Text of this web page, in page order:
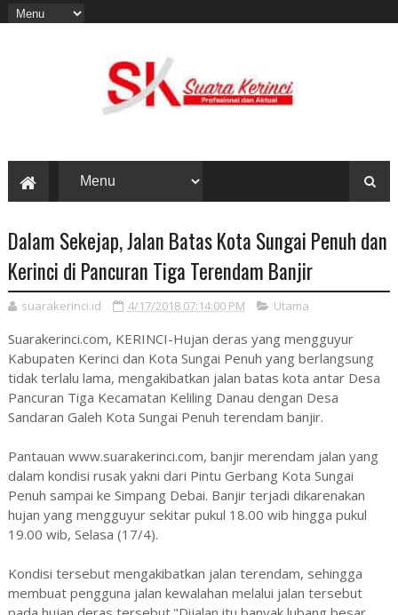
Dalam Sekejap, Jalan Batas Kota Sungai Penuh dan
Kerinci di Pancuran Tiga Terendam Banjir
suarakerinci.id 4/17/2018 07:14:00 PM Utama
Suarakerinci.com, KERINCI-Hujan deras yang mengguyur
Kabupaten Kerinci dan Kota Sungai Penuh yang berlangsung
tidak terlalu lama, mengakibatkan jalan batas kota antar Desa
Pancuran Tiga Kecamatan Keliling Danau dengan Desa
Sandaran Galeh Kota Sungai Penuh terendam banjir.
Pantauan www.suarakerinci.com, banjir merendam jalan yang
dalam kondisi rusak yakni dari Pintu Gerbang Kota Sungai
Penuh sampai ke Simpang Debai. Banjir terjadi dikarenakan
hujan yang mengguyur sekitar pukul 18.00 wib hingga pukul
19.00 wib, Selasa (17/4).
Kondisi tersebut mengakibatkan jalan terendam, sehingga
membuat pengguna jalan kewalahan melalui jalan tersebut